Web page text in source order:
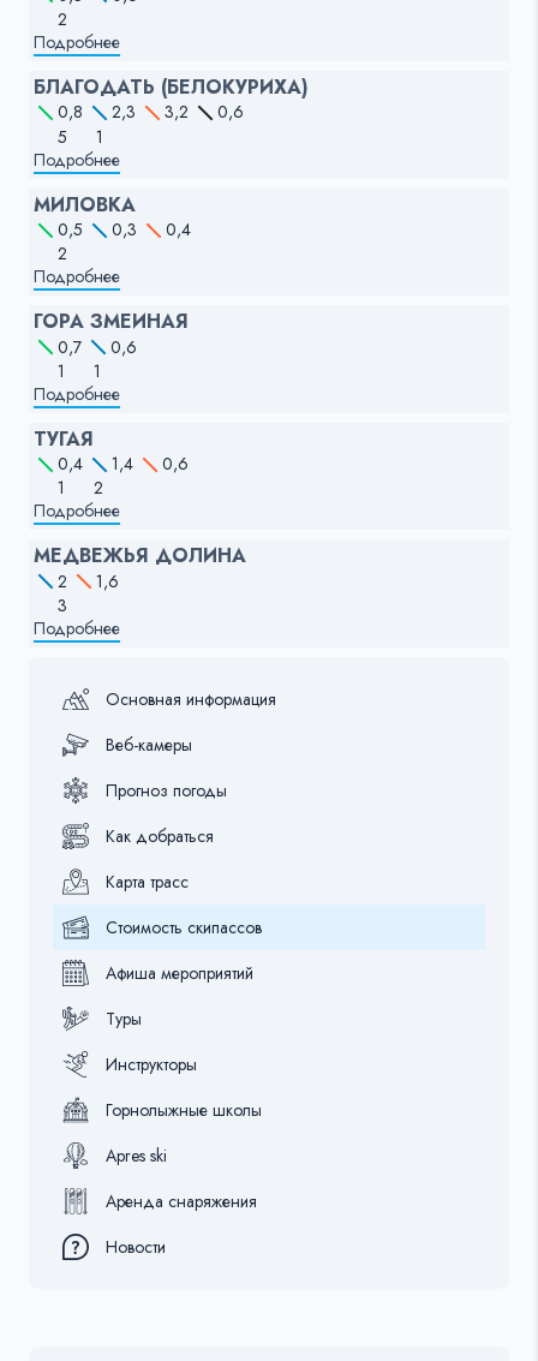
2
Подробнее
БЛАГОДАТЬ (БЕЛОКУРИХА)
0,8 2,3 3,2
0,6
5
1
Подробнее
МИЛОВКА
0,5 0,3
0,4
2
Подробнее
ГОРА ЗМЕИНАЯ
0,7
0,6
1
1
Подробнее
ТУГАЯ
0,4 1,4
0,6
1
2
Подробнее
МЕДВЕЖЬЯ ДОЛИНА
2
1,6
3
Подробнее
Основная информация
Веб-камеры
Прогноз погоды
Как добраться
Карта трасс
Стоимость скипассов
Афиша мероприятий
Туры
Инструкторы
Горнолыжные школы
Apres ski
Аренда снаряжения
Новости